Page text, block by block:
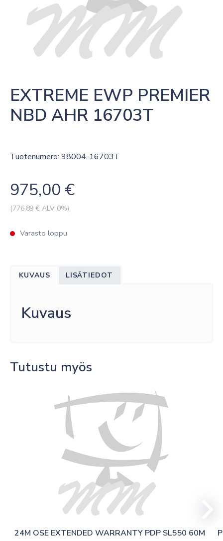
EXTREME EWP PREMIER
NBD AHR 16703T
Tuotenumero: 98004-16703T
975,00 €
(776,89 € ALV 0%)
Varasto loppu
KUVAUS LISÄTIEDOT
Kuvaus
Tutustu myös
24M OSE EXTENDED WARRANTY PDP SL550 60M